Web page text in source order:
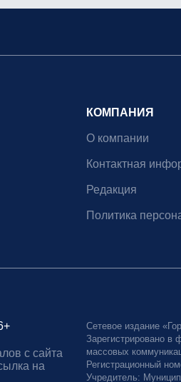
КОМПАНИЯ
О компании
Контактная
Редакция
Политика
с сайта
на
Сетевое издание
Зарегистрировано в
массовых
Регистрационный
Учредитель: